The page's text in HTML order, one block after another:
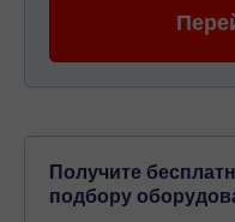
Получите
подбору